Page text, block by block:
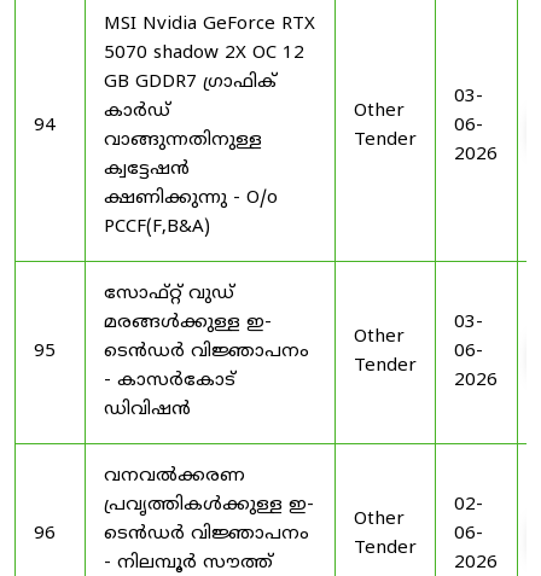
94
MSI Nvidia GeForce RTX
5070 shadow 2X OC 12
GB GDDR7 ഗ്രാഫിക്
കാർഡ്
വാങ്ങുന്നതിനുള്ള
ക്വട്ടേഷൻ
ക്ഷണിക്കുന്നു - O/o
PCCF(F,B&A)
Other
Tender
03-
06-
2026
95
സോഫ്റ്റ് വുഡ്
മരങ്ങൾക്കുള്ള ഇ-
ടെൻഡർ വിജ്ഞാപനം
- കാസർകോട്
ഡിവിഷൻ
Other
Tender
03-
06-
2026
96
വനവൽക്കരണ
പ്രവൃത്തികൾക്കുള്ള ഇ-
ടെൻഡർ വിജ്ഞാപനം
- നിലമ്പൂർ സൗത്ത്
Other
Tender
02-
06-
2026